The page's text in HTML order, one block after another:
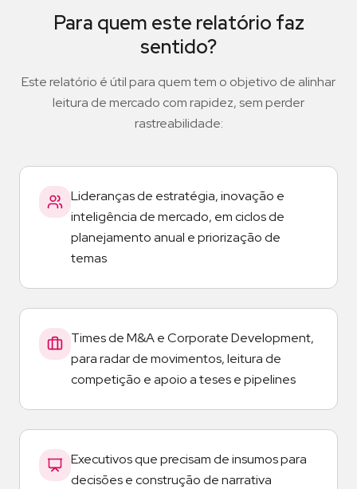
Para quem este relatório faz
sentido?
Este relatório é útil para quem tem o objetivo de alinhar
leitura de mercado com rapidez, sem perder
rastreabilidade:
Lideranças de estratégia, inovação e
inteligência de mercado, em ciclos de
planejamento anual e priorização de
temas
Times de M&A e Corporate Development,
para radar de movimentos, leitura de
competição e apoio a teses e pipelines
Executivos que precisam de insumos para
decisões e construção de narrativa